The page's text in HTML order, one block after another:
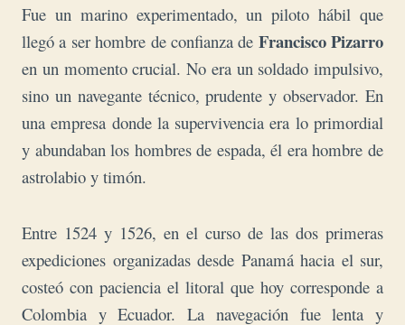
Fue un marino experimentado, un piloto hábil que
llegó a ser hombre de confianza de Francisco Pizarro
en un momento crucial. No era un soldado impulsivo,
sino un navegante técnico, prudente y observador. En
una empresa donde la supervivencia era lo primordial
y abundaban los hombres de espada, él era hombre de
astrolabio y timón.
Entre 1524 y 1526, en el curso de las dos primeras
expediciones organizadas desde Panamá hacia el sur,
costeó con paciencia el litoral que hoy corresponde a
Colombia y Ecuador. La navegación fue lenta y